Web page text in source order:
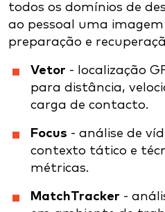
todos os domínios de
ao pessoal uma
preparação e
Vetor - localização
para distância,
carga de contacto.
Focus - análise de
contexto tático e
métricas.
MatchTracker -